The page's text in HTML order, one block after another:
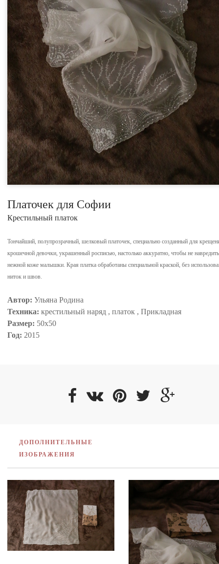
Платочек для Софии
Крестильный платок
Тончайший, полупрозрачный, шелковый платочек, специально созданный для
крошечной девочки, украшенный росписью, настолько аккуратно, чтобы не навредить
нежной коже малышки. Края платка обработаны специальной краской, без
ниток и швов.
Автор: Ульяна Родина
Техника: крестильный наряд , платок , Прикладная
Размер: 50х50
Год: 2015
ДОПОЛНИТЕЛЬНЫЕ
ИЗОБРАЖЕНИЯ